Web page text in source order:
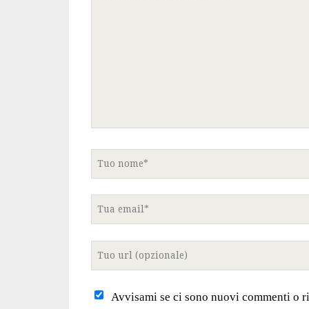
Tuo
Tua
Tuo
Avvisami se ci sono nuovi commenti o